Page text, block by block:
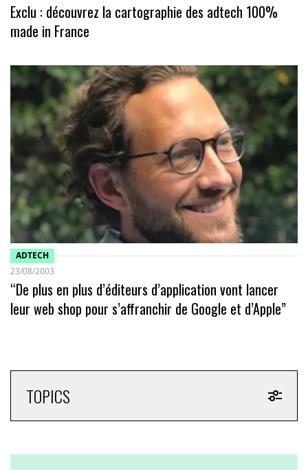
Exclu : découvrez la cartographie des adtech 100%
made in France
ADTECH
23/08/2003
“De plus en plus d’éditeurs d’application vont lancer
leur web shop pour s’affranchir de Google et d’Apple”
TOPICS